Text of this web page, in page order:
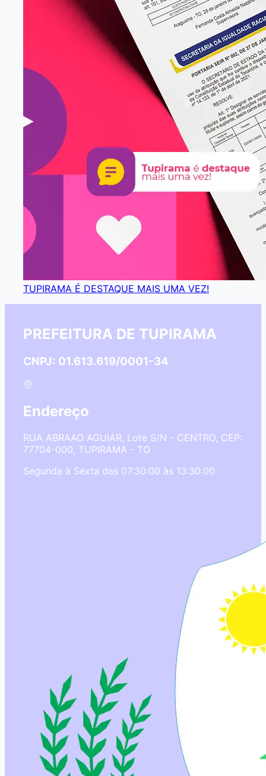
TUPIRAMA É DESTAQUE MAIS UMA VEZ!
PREFEITURA DE TUPIRAMA
CNPJ: 01.613.619/0001-34
Endereço
RUA ABRAAO AGUIAR, Lote S/N - CENTRO, CEP:
77704-000, TUPIRAMA - TO
Segunda à Sexta das 07:30:00 às 13:30:00